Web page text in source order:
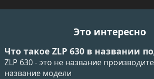
Это интересно
Что такое ZLP 630 в названии
ZLP 630 - это не название
название модели